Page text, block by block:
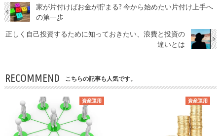
家が片付けばお金が貯まる? 今から始めたい片付け上手へ
の第一歩
正しく自己投資するために知っておきたい、浪費と投資の
違いとは
RECOMMEND こちらの記事も人気です。
資産運用 資産運用